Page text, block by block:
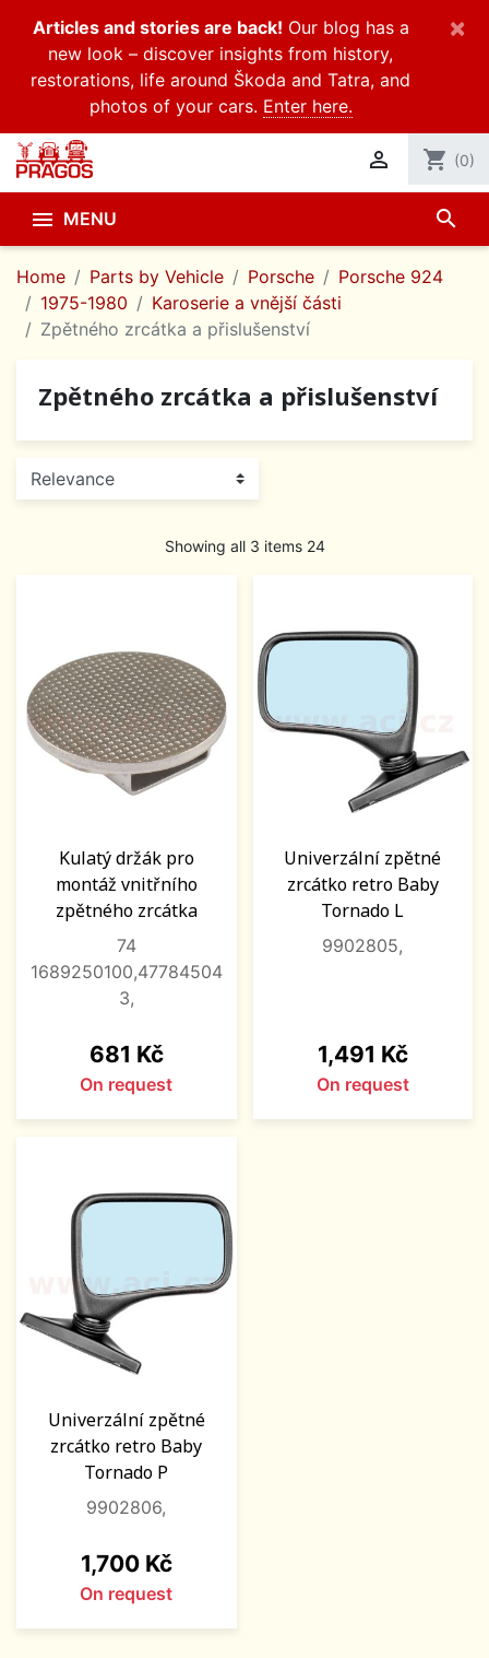
Articles and stories are back! Our blog has a
new look – discover insights from history,
restorations, life around Škoda and Tatra, and
photos of your cars. Enter here.
×
 shopping_cart (0)
 MENU search
Home Parts by Vehicle Porsche
Porsche 924
1975-1980
Karoserie a vnější části
Zpětného zrcátka a přislušenství
Zpětného zrcátka a přislušenství
Showing all 3 items 24
Kulatý držák pro
montáž vnitřního
zpětného zrcátka
74
1689250100,47784504
3,
Price
681 Kč
On request
Univerzální zpětné
zrcátko retro Baby
Tornado L
9902805,
Price
1,491 Kč
On request
Univerzální zpětné
zrcátko retro Baby
Tornado P
9902806,
Price
1,700 Kč
On request